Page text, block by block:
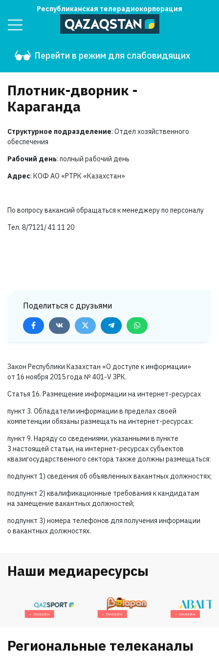
Республиканская телерадиокорпорация
Перейти в режим для слабовидящих
Плотник-дворник -
Караганда
Структурное подразделение: Отдел хозяйственного
обеспечения
Рабочий день: полный рабочий день
Адрес: КОФ АО «РТРК «Казахстан»
По вопросу вакансий обращаться к менеджеру по персоналу
Тел. 8/7121/ 41 11 20
Поделиться с друзьями
Закон Республики Казахстан «О доступе к информации»
от 16 ноября 2015 года № 401-V ЗРК.
Статья 16. Размещение информации на интернет-ресурсах
пункт 3. Обладатели информации в пределах своей
компетенции обязаны размещать на интернет-ресурсах:
пункт 9. Наряду со сведениями, указанными в пункте
3 настоящей статьи, на интернет-ресурсах субъектов
квазигосударственного сектора также должны размещаться:
подпункт 1) сведения об объявленных вакантных должностях;
подпункт 2) квалификационные требования к кандидатам
на замещение вакантных должностей;
подпункт 3) номера телефонов для получения информации
о вакантных должностях.
Наши медиаресурсы
Онлайн Онлайн Онлайн
Региональные телеканалы